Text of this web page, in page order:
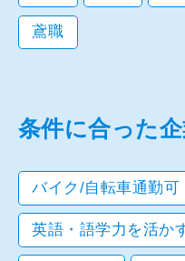
鳶職
条件に合った
バイク/自転車通勤可
英語・語学力を活か